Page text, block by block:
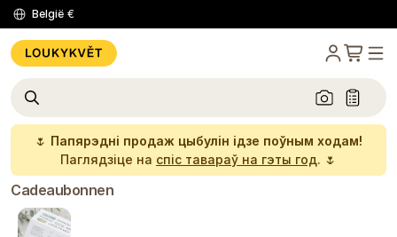
België €
🌷 Папярэдні продаж цыбулін ідзе поўным ходам!
Паглядзіце на спіс тавараў на гэты год. 🌷
Cadeaubonnen